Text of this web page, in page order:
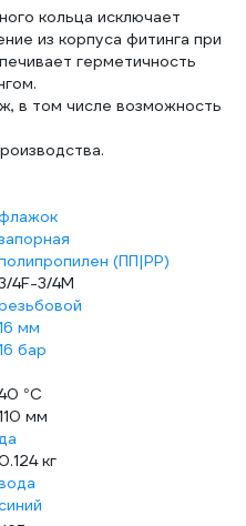
кольца исключает
из корпуса фитинга при
герметичность
в том числе возможность
(ПП|PP)
4F-3/4M
мм
бар
°С
мм
кг